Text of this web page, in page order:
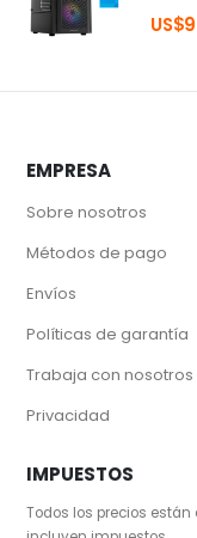
US$
EMPRESA
Sobre nosotros
Métodos de pago
Envíos
Políticas de garantía
Trabaja con nosotros
Privacidad
IMPUESTOS
Todos los precios